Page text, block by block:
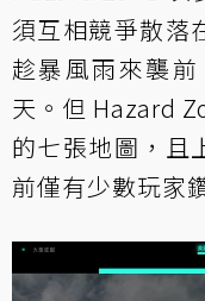
須互相競爭散落
趁暴風雨來襲
天。但 Hazard
的七張地圖，且
前僅有少數玩家